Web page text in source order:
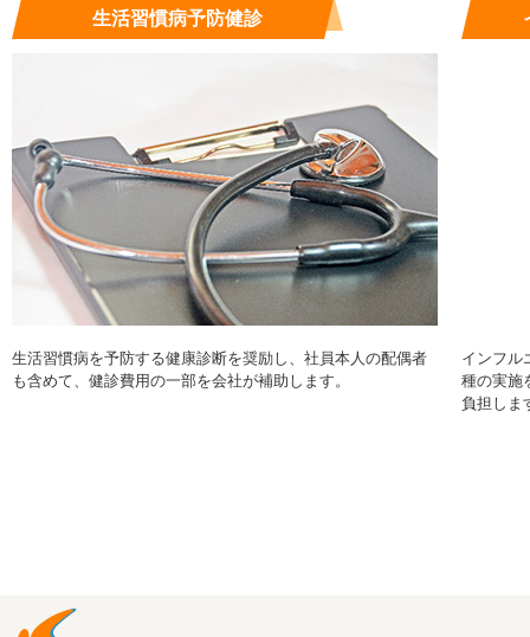
生活習慣病予防健診
生活習慣病を予防する健康診断を奨励し、社員本人の配偶者
も含めて、健診費用の一部を会社が補助します。
インフル
種の実施
負担しま